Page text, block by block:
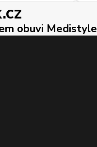
obuvi Medistyle